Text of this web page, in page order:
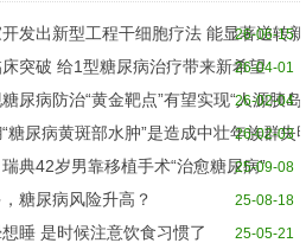
发出新型工程干细胞疗法 能显著逆转
26-06-15
突破 给1型糖尿病治疗带来新希望26-04-01
尿病防治“黄金靶点”有望实现“人源胰
26-02-04
糖尿病黄斑部水肿”是造成中壮年族群失
26-02-03
典42岁男靠移植手术“治愈糖尿病”25-09-08
糖尿病风险升高？ 25-08-18
睡 是时候注意饮食习惯了 25-05-21